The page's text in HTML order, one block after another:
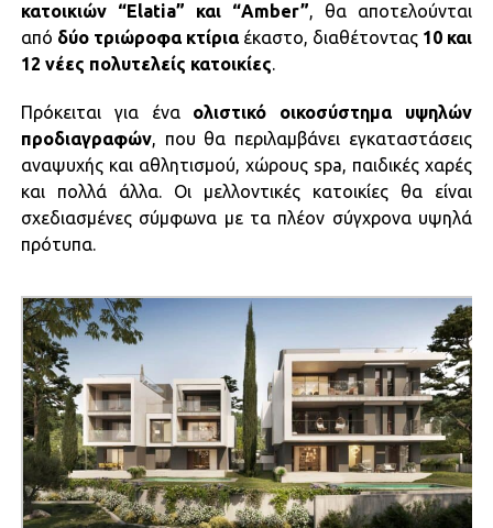
κατοικιών “Elatia” και “Amber” , θα αποτελούνται
από δύο τριώροφα κτίριαέκαστο, διαθέτοντας 10 και
12 νέες πολυτελείς κατοικίες
Πρόκειται για ένα ολιστικό οικοσύστημα υψηλών
προδιαγραφών, που θα περιλαμβάνει εγκαταστάσεις
αναψυχής και αθλητισμού, χώρους spa, παιδικές χαρές
και πολλά άλλα. Οι μελλοντικές κατοικίες θα είναι
σχεδιασμένες σύμφωνα με τα πλέον σύγχρονα υψηλά
πρότυπα.